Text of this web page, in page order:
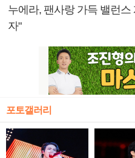
누에라, 팬사랑 가득 밸런
자"
포토갤러리